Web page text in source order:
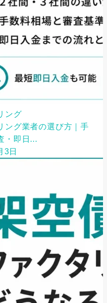
ング
ング業者の選び方｜手
・即日...
3日